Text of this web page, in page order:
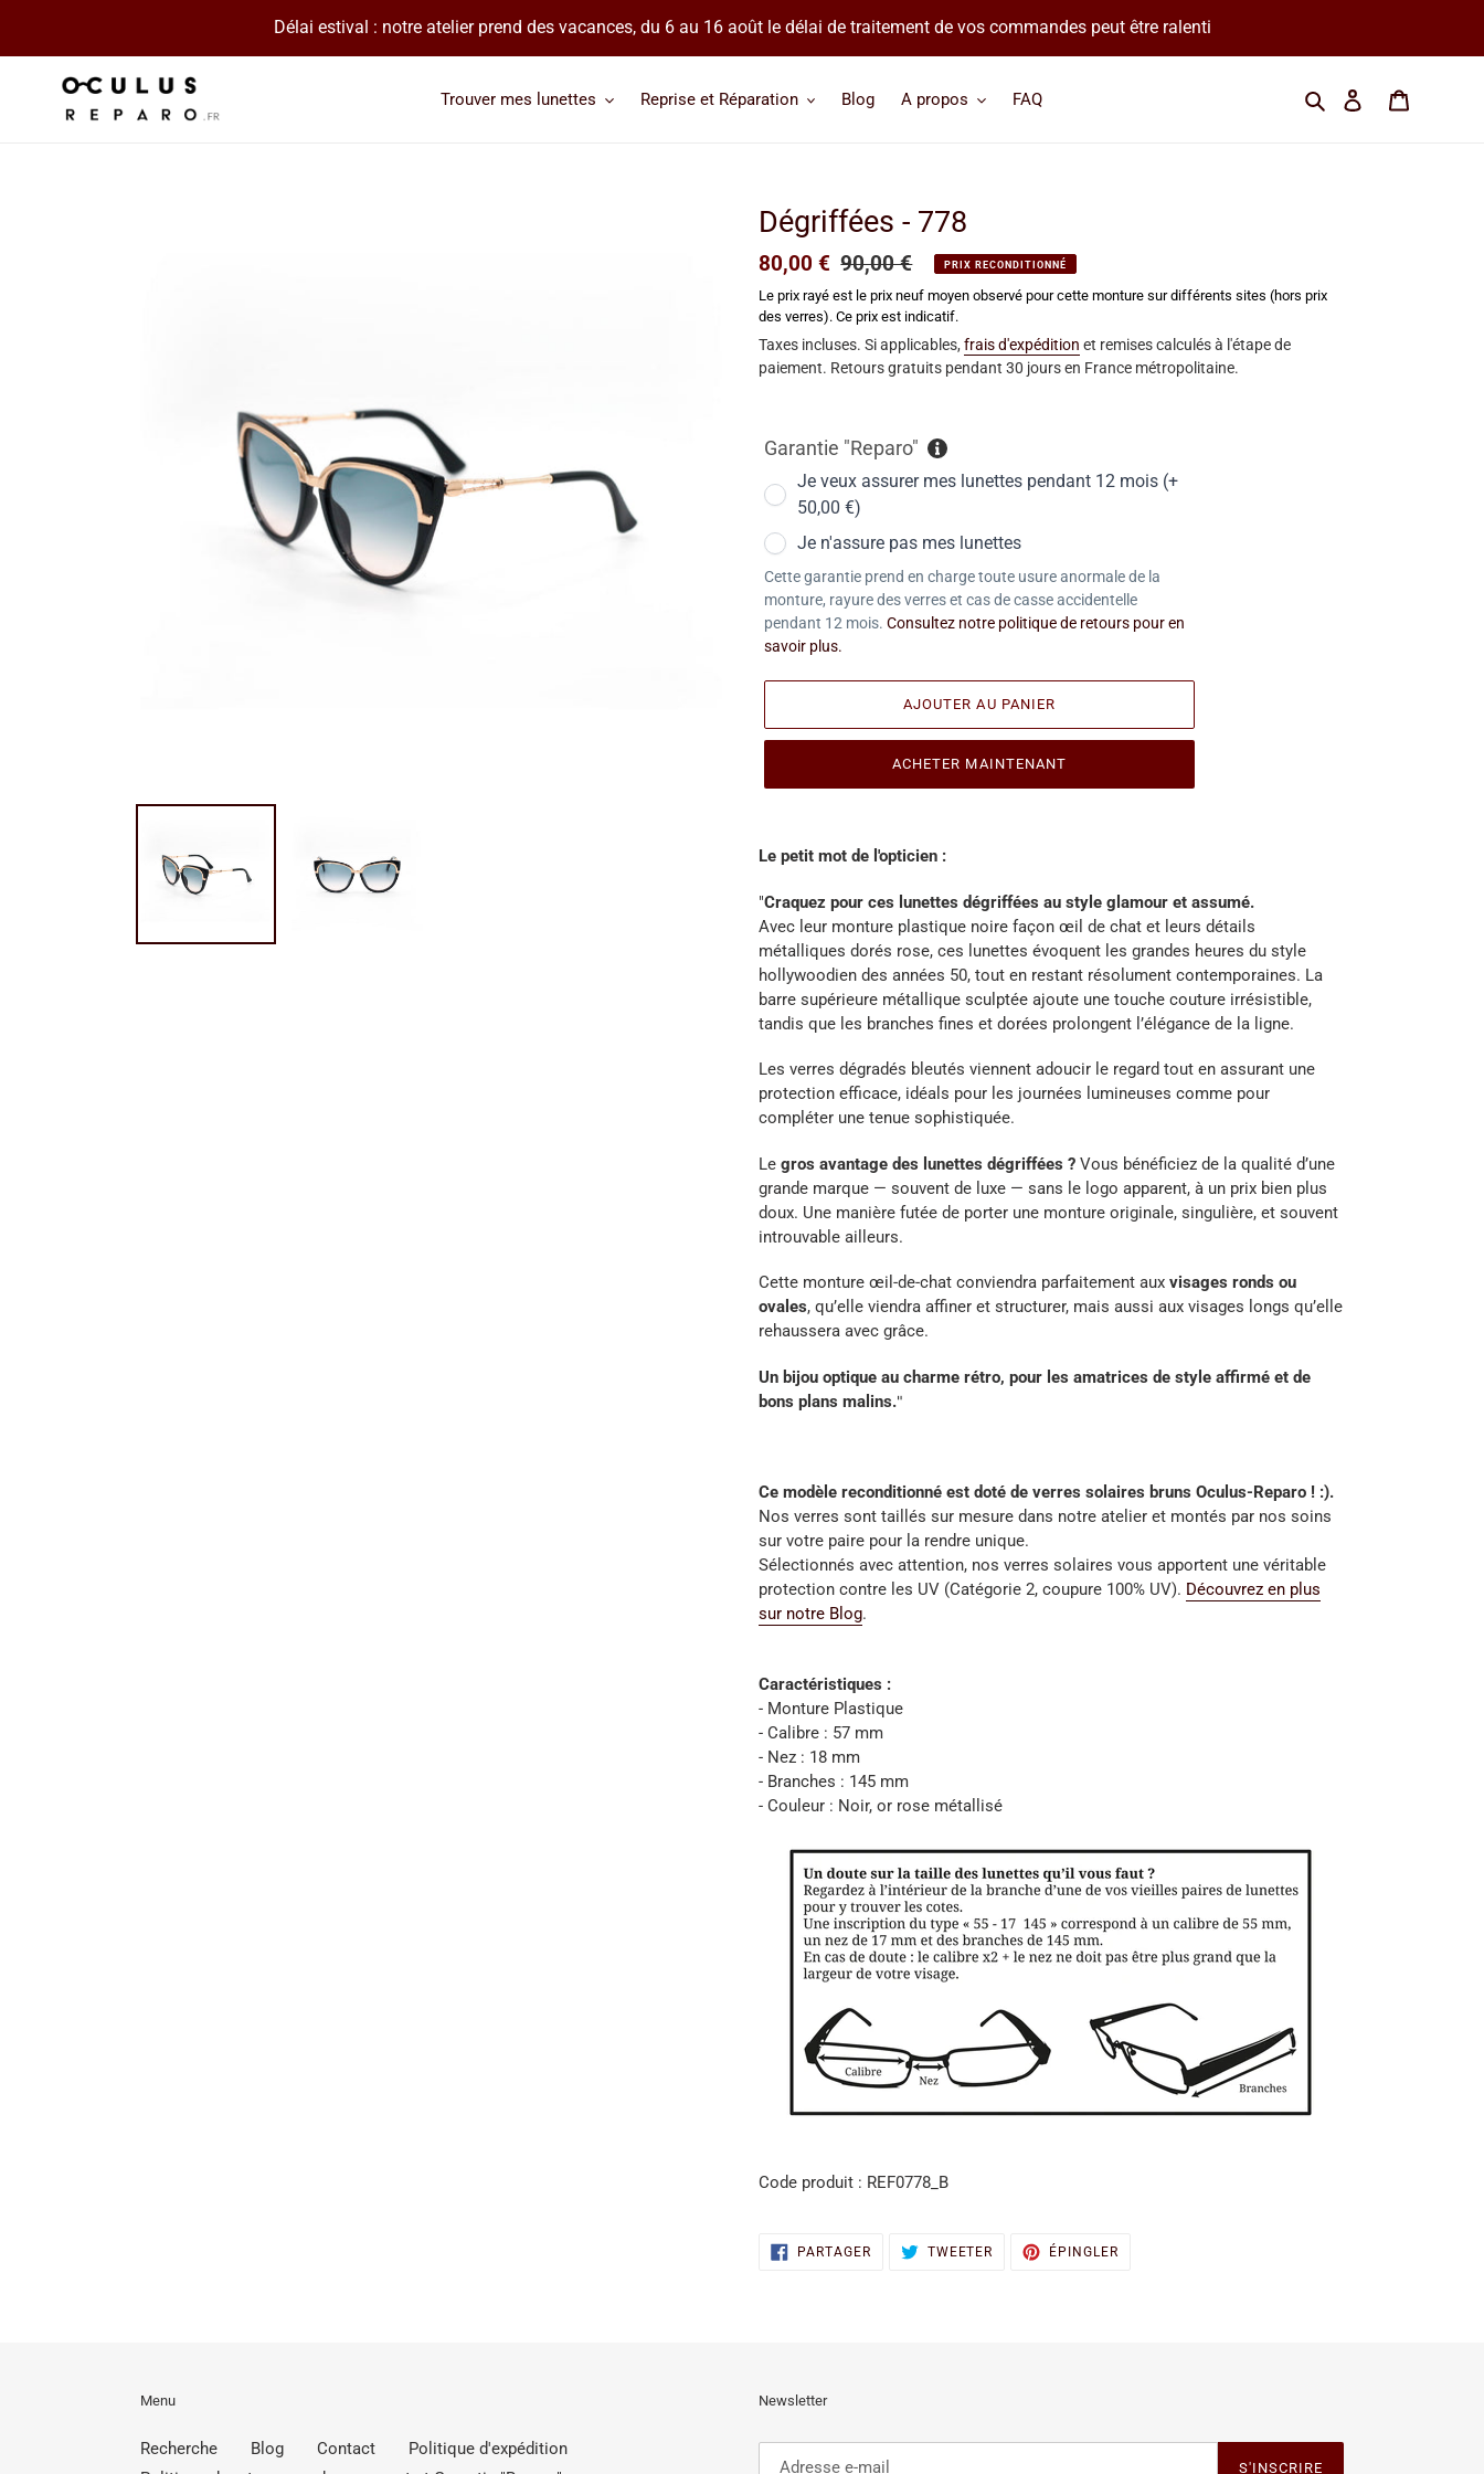
contenu
Délai estival : notre atelier prend des vacances, du 6 au 16 août le délai de traitement de vos commandes peut être ralenti
Trouver mes lunettes Reprise et Réparation Blog A propos FAQ Cherchez une
Se connecter
Dégriffées - 778
Prix
réduit
80,00 € Prix
normal
90,00 € PRIX RECONDITIONNÉ
Le prix rayé est le prix neuf moyen observé pour cette monture sur différents sites (hors prix
des verres). Ce prix est indicatif.
Taxes incluses. Si applicables, frais d'expédition et remises calculés à l'étape de
paiement. Retours gratuits pendant 30 jours en France métropolitaine.
Garantie "Reparo"
Je veux assurer mes lunettes pendant 12 mois (+
50,00 €)
Je n'assure pas mes lunettes
Cette garantie prend en charge toute usure anormale de la
monture, rayure des verres et cas de casse accidentelle
pendant 12 mois. Consultez notre politique de retours pour en
savoir plus.
AJOUTER AU PANIER
ACHETER MAINTENANT
d'une
paire
à
votre
panier
Le petit mot de l'opticien :
"Craquez pour ces lunettes dégriffées au style glamour et assumé.
Avec leur monture plastique noire façon œil de chat et leurs détails
métalliques dorés rose, ces lunettes évoquent les grandes heures du style
hollywoodien des années 50, tout en restant résolument contemporaines. La
barre supérieure métallique sculptée ajoute une touche couture irrésistible,
tandis que les branches fines et dorées prolongent l’élégance de la ligne.
Les verres dégradés bleutés viennent adoucir le regard tout en assurant une
protection efficace, idéals pour les journées lumineuses comme pour
compléter une tenue sophistiquée.
Le gros avantage des lunettes dégriffées ? Vous bénéficiez de la qualité d’une
grande marque — souvent de luxe — sans le logo apparent, à un prix bien plus
doux. Une manière futée de porter une monture originale, singulière, et souvent
introuvable ailleurs.
Cette monture œil-de-chat conviendra parfaitement aux visages ronds ou
ovales, qu’elle viendra affiner et structurer, mais aussi aux visages longs qu’elle
rehaussera avec grâce.
Un bijou optique au charme rétro, pour les amatrices de style affirmé et de
bons plans malins."
Ce modèle reconditionné est doté de verres solaires bruns Oculus-Reparo ! :).
Nos verres sont taillés sur mesure dans notre atelier et montés par nos soins
sur votre paire pour la rendre unique.
Sélectionnés avec attention, nos verres solaires vous apportent une véritable
protection contre les UV (Catégorie 2, coupure 100% UV). Découvrez en plus
sur notre Blog.
Caractéristiques :
- Monture Plastique
- Calibre : 57 mm
- Nez : 18 mm
- Branches : 145 mm
- Couleur : Noir, or rose métallisé
Code produit : REF0778_B
PARTAGERPARTAGERTWEETER TWEETERÉPINGLER
Menu
Recherche Blog Contact
Politique d'expédition
Newsletter
S'INSCRIRE